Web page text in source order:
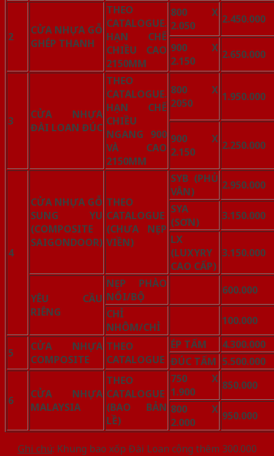
2
CỬA NHỰA GỖ
GHÉP THANH
THEO
CATALOGUE.
HẠN CHẾ
CHIỀU CAO
2150MM
800 X
2.050
2.450.000
900 X
2.150
2.650.000
3
CỬA NHỰA
ĐÀI LOAN ĐÚC
THEO
CATALOGUE.
HẠN CHẾ
CHIỀU
NGANG 900
VÀ CAO
2150MM
800 X
2050
1.950.000
900 X
2.150
2.250.000
4
CỬA NHỰA GỖ
SUNG YU
(COMPOSITE
SAIGONDOOR)
THEO
CATALOGUE
(CHƯA NẸP
VIỀN)
SYB (PHỦ
VÂN)
2.950.000
SYA
(SƠN)
3.150.000
LX
(LUXYRY
CAO CẤP)
3.150.000
YÊU CẦU
RIÊNG
NẸP PHÀO
NỔI/BỘ
600.000
CHỈ
NHÔM/CHỈ
100.000
5
CỬA NHỰA
COMPOSITE
THEO
CATALOGUE
ÉP TẤM
4.300.000
ĐÚC TẤM 5.500.000
6
CỬA NHỰA
MALAYSIA
THEO
CATALOGUE
(BAO BẢN
LỀ)
750 X
1.900
850.000
800 X
2.000
950.000
Ghi chú: Khung bao xốp Đài Loan cộng thêm 300.000